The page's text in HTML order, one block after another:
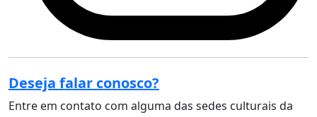
Deseja falar conosco?
Entre em contato com alguma das sedes culturais da